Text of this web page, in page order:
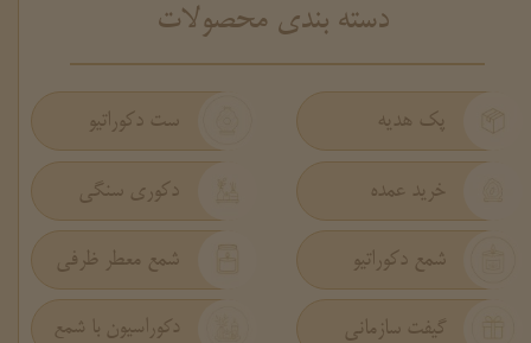
شمع معطر ظرفی
گیفت سازمانی دکوراسیون با شمع
شمع دکوراتیو
دکوری سنگی
پک هدیه ست دکوراتیو
خرید عمده
​دسته بندی محصولات